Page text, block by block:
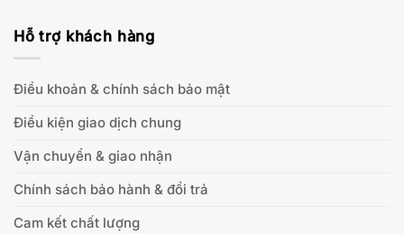
Hỗ trợ khách hàng
Điều khoản & chính sách bảo mật
Điều kiện giao dịch chung
Vận chuyển & giao nhận
Chính sách bảo hành & đổi trả
Cam kết chất lượng